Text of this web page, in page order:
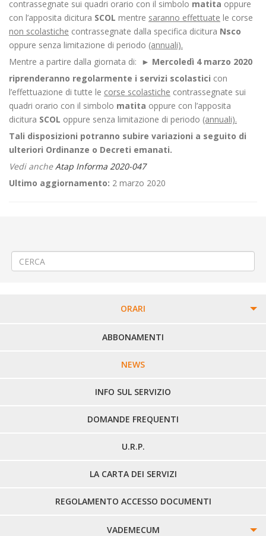
contrassegnate sui quadri orario con il simbolo matita oppure
con l’apposita dicitura SCOL mentre saranno effettuate le corse
non scolastiche contrassegnate dalla specifica dicitura Nsco
oppure senza limitazione di periodo (annuali).
Mentre a partire dalla giornata di: ► Mercoledì 4 marzo 2020
riprenderanno regolarmente i servizi scolastici con
l’effettuazione di tutte le corse scolastiche contrassegnate sui
quadri orario con il simbolo matita oppure con l’apposita
dicitura SCOL oppure senza limitazione di periodo (annuali).
Tali disposizioni potranno subire variazioni a seguito di
ulteriori Ordinanze o Decreti emanati.
Vedi ancheAtap Informa 2020-047
Ultimo aggiornamento: 2 marzo 2020
ORARI
PERCORSI URBANI IN BIELLA
LINEE URBANE VERCELLI
LINEE EXTRAURBANE
ABBONAMENTI
NEWS
INFO SUL SERVIZIO
DOMANDE FREQUENTI
U.R.P.
LA CARTA DEI SERVIZI
REGOLAMENTO ACCESSO DOCUMENTI
VADEMECUM